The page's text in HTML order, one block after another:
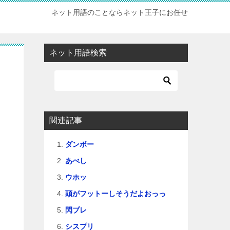
ネット用語のことならネット王子にお任せ
ネット用語検索
関連記事
ダンボー
あべし
ウホッ
頭がフットーしそうだよおっっ
閃ブレ
シスプリ